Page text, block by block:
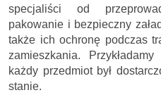
specjaliści od
pakowanie i bezpieczny
także ich ochronę podczas
zamieszkania.
każdy przedmiot był
stanie.